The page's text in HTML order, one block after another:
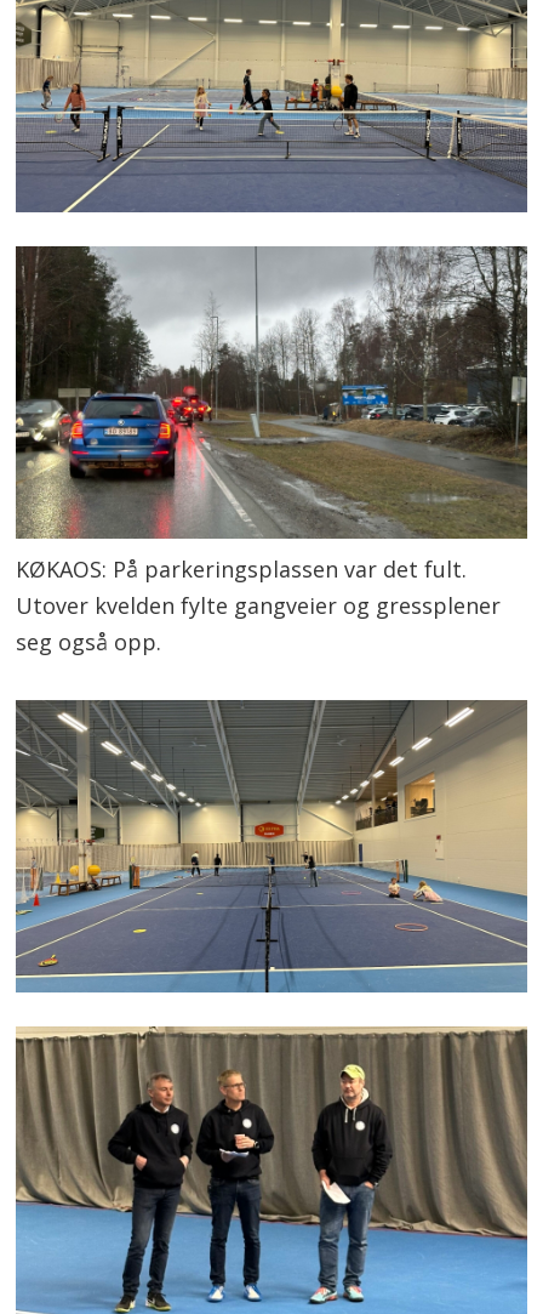
KØKAOS: På parkeringsplassen var det fult.
Utover kvelden fylte gangveier og gressplener
seg også opp.